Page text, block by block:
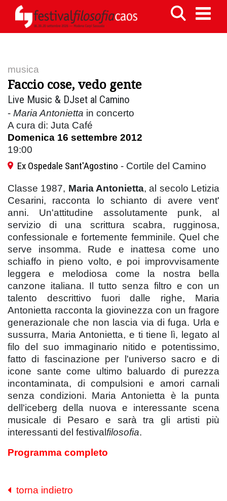
musica
Faccio cose, vedo gente
Live Music & DJset al Camino
- Maria Antonietta in concerto
A cura di: Juta Café
Domenica 16 settembre 2012
19:00
Ex Ospedale Sant'Agostino - Cortile del Camino
Classe 1987, Maria Antonietta, al secolo Letizia
Cesarini, racconta lo schianto di avere vent'
anni. Un'attitudine assolutamente punk, al
servizio di una scrittura scabra, rugginosa,
confessionale e fortemente femminile. Quel che
serve insomma. Rude e inattesa come uno
schiaffo in pieno volto, e poi improvvisamente
leggera e melodiosa come la nostra bella
canzone italiana. Il tutto senza filtro e con un
talento descrittivo fuori dalle righe, Maria
Antonietta racconta la giovinezza con un fragore
generazionale che non lascia via di fuga. Urla e
sussurra, Maria Antonietta, e ti tiene lì, legato al
filo del suo immaginario nitido e potentissimo,
fatto di fascinazione per l'universo sacro e di
icone sante come ultimo baluardo di purezza
incontaminata, di compulsioni e amori carnali
senza condizioni. Maria Antonietta è la punta
dell'iceberg della nuova e interessante scena
musicale di Pesaro e sarà tra gli artisti più
interessanti del festivalfilosofia.
Programma completo
torna indietro